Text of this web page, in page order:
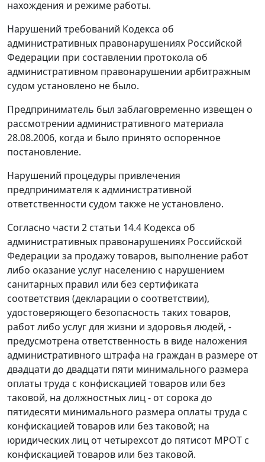
нахождения и режиме работы.
Нарушений требований Кодекса об
административных правонарушениях Российской
Федерации при составлении протокола об
административном правонарушении арбитражным
судом установлено не было.
Предприниматель был заблаговременно извещен о
рассмотрении административного материала
28.08.2006, когда и было принято оспоренное
постановление.
Нарушений процедуры привлечения
предпринимателя к административной
ответственности судом также не установлено.
Согласно части 2 статьи 14.4 Кодекса об
административных правонарушениях Российской
Федерации за продажу товаров, выполнение работ
либо оказание услуг населению с нарушением
санитарных правил или без сертификата
соответствия (декларации о соответствии),
удостоверяющего безопасность таких товаров,
работ либо услуг для жизни и здоровья людей, -
предусмотрена ответственность в виде наложения
административного штрафа на граждан в размере от
двадцати до двадцати пяти минимального размера
оплаты труда с конфискацией товаров или без
таковой, на должностных лиц - от сорока до
пятидесяти минимального размера оплаты труда с
конфискацией товаров или без таковой; на
юридических лиц от четырехсот до пятисот МРОТ с
конфискацией товаров или без таковой.